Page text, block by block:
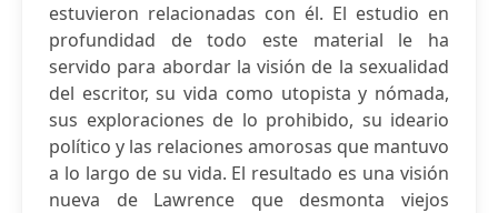
estuvieron relacionadas con él. El estudio en
profundidad de todo este material le ha
servido para abordar la visión de la sexualidad
del escritor, su vida como utopista y nómada,
sus exploraciones de lo prohibido, su ideario
político y las relaciones amorosas que mantuvo
a lo largo de su vida. El resultado es una visión
nueva de Lawrence que desmonta viejos